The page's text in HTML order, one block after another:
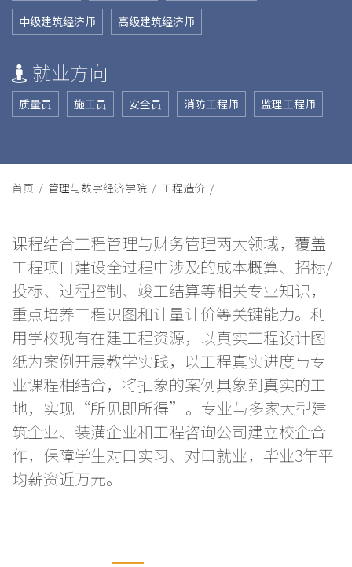
中级建筑经济师 高级建筑经济师
就业方向
质量员 施工员 安全员 消防工程师 监理工程师
首页 / 管理与数字经济学院 / 工程造价 /
课程结合工程管理与财务管理两大领域，覆盖
工程项目建设全过程中涉及的成本概算、招标/
投标、过程控制、竣工结算等相关专业知识，
重点培养工程识图和计量计价等关键能力。利
用学校现有在建工程资源，以真实工程设计图
纸为案例开展教学实践，以工程真实进度与专
业课程相结合，将抽象的案例具象到真实的工
地，实现“所见即所得”。专业与多家大型建
筑企业、装潢企业和工程咨询公司建立校企合
作，保障学生对口实习、对口就业，毕业3年平
均薪资近万元。